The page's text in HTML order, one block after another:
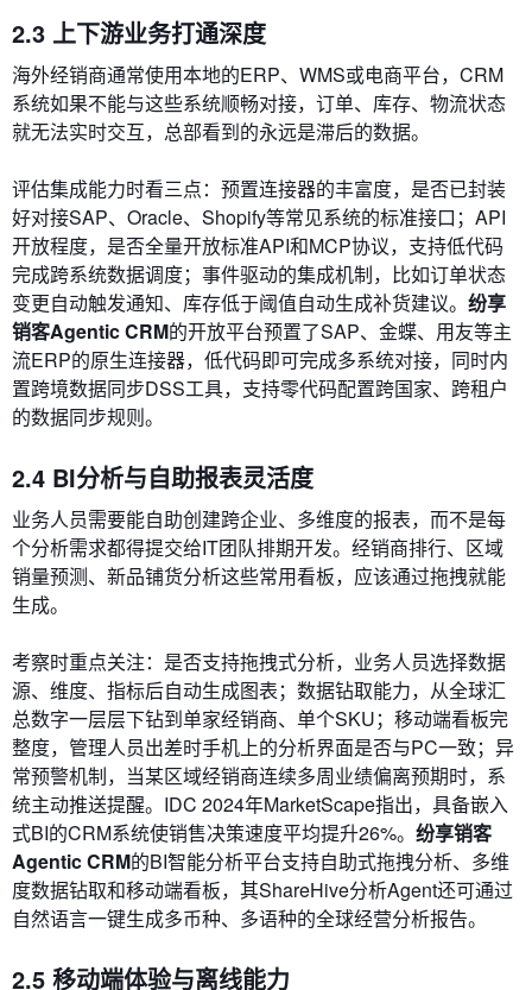
2.3 上下游业务打通深度
海外经销商通常使用本地的ERP、WMS或电商平台，CRM
系统如果不能与这些系统顺畅对接，订单、库存、物流状态
就无法实时交互，总部看到的永远是滞后的数据。
评估集成能力时看三点：预置连接器的丰富度，是否已封装
好对接SAP、Oracle、Shopify等常见系统的标准接口；API
开放程度，是否全量开放标准API和MCP协议，支持低代码
完成跨系统数据调度；事件驱动的集成机制，比如订单状态
变更自动触发通知、库存低于阈值自动生成补货建议。 纷享
销客Agentic CRM的开放平台预置了SAP、金蝶、用友等主
流ERP的原生连接器，低代码即可完成多系统对接，同时内
置跨境数据同步DSS工具，支持零代码配置跨国家、跨租户
的数据同步规则。
2.4 BI分析与自助报表灵活度
业务人员需要能自助创建跨企业、多维度的报表，而不是每
个分析需求都得提交给IT团队排期开发。经销商排行、区域
销量预测、新品铺货分析这些常用看板，应该通过拖拽就能
生成。
考察时重点关注：是否支持拖拽式分析，业务人员选择数据
源、维度、指标后自动生成图表；数据钻取能力，从全球汇
总数字一层层下钻到单家经销商、单个SKU；移动端看板完
整度，管理人员出差时手机上的分析界面是否与PC一致；异
常预警机制，当某区域经销商连续多周业绩偏离预期时，系
统主动推送提醒。IDC 2024年MarketScape指出，具备嵌入
式BI的CRM系统使销售决策速度平均提升26%。 纷享销客
Agentic CRM的BI智能分析平台支持自助式拖拽分析、多维
度数据钻取和移动端看板，其ShareHive分析Agent还可通过
自然语言一键生成多币种、多语种的全球经营分析报告。
2.5 移动端体验与离线能力